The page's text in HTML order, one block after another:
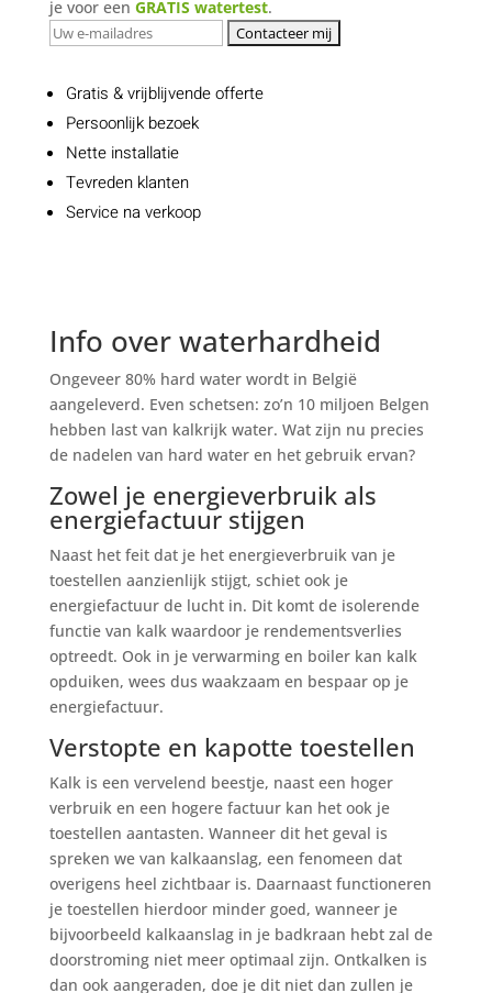
je voor een GRATIS watertest.
Gratis & vrijblijvende offerte
Persoonlijk bezoek
Nette installatie
Tevreden klanten
Service na verkoop
Info over waterhardheid
Ongeveer 80% hard water wordt in België
aangeleverd. Even schetsen: zo’n 10 miljoen Belgen
hebben last van kalkrijk water. Wat zijn nu precies
de nadelen van hard water en het gebruik ervan?
Zowel je energieverbruik als
energiefactuur stijgen
Naast het feit dat je het energieverbruik van je
toestellen aanzienlijk stijgt, schiet ook je
energiefactuur de lucht in. Dit komt de isolerende
functie van kalk waardoor je rendementsverlies
optreedt. Ook in je verwarming en boiler kan kalk
opduiken, wees dus waakzaam en bespaar op je
energiefactuur.
Verstopte en kapotte toestellen
Kalk is een vervelend beestje, naast een hoger
verbruik en een hogere factuur kan het ook je
toestellen aantasten. Wanneer dit het geval is
spreken we van kalkaanslag, een fenomeen dat
overigens heel zichtbaar is. Daarnaast functioneren
je toestellen hierdoor minder goed, wanneer je
bijvoorbeeld kalkaanslag in je badkraan hebt zal de
doorstroming niet meer optimaal zijn. Ontkalken is
dan ook aangeraden, doe je dit niet dan zullen je